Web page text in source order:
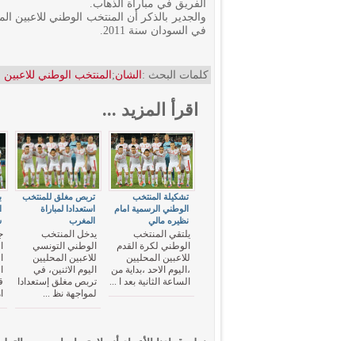
الفريق في مباراة الذهاب.
والجدير بالذكر أن المنتخب الوطني
في السودان سنة 2011.
كلمات البحث : الشان; المنتخب الوطني للاعبين
اقرأ المزيد ...
تربص مغلق للمنتخب
استعدادا لمباراة
المغرب
يدخل المنتخب
الوطني التونسي
للاعبين المحليين
اليوم الاثنين، في
تربص مغلق إستعدادا
لمواجهة نظ ...
تشكيلة المنتخب
الوطني الرسمية امام
نظيره مالي
يلتقي المنتخب
الوطني لكرة القدم
للاعبين المحليين
،اليوم الاحد ،بداية من
الساعة الثانية بعد ا ...